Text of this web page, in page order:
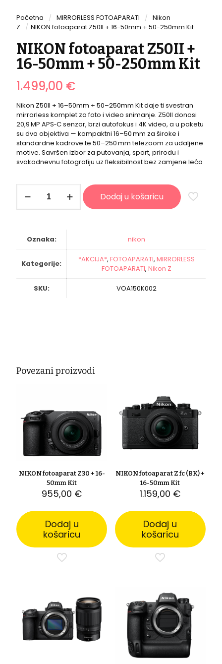
Početna / MIRRORLESS FOTOAPARATI / Nikon
Z
/ NIKON fotoaparat Z50II + 16-50mm + 50-250mm Kit
NIKON fotoaparat Z50II +
16-50mm + 50-250mm Kit
1.499,00 €
Nikon Z50II + 16–50mm + 50–250mm Kit daje ti svestran
mirrorless komplet za foto i video snimanje. Z50II donosi
20,9 MP APS‑C senzor, brzi autofokus i 4K video, a u paketu
su dva objektiva — kompaktni 16–50 mm za široke i
standardne kadrove te 50–250 mm telezoom za udaljene
motive. Savršen izbor za putovanja, sport, prirodu i
svakodnevnu fotografiju uz fleksibilnost bez zamjene leća
fotoaparat
50mm
250mm
Dodaj u košaricu
Oznaka: nikon
Kategorije: *AKCIJA*, FOTOAPARATI, MIRRORLESS
FOTOAPARATI, Nikon Z
SKU: VOA150K002
Povezani proizvodi
NIKON fotoaparat Z30 + 16-
50mm Kit
955,00 €
Dodaj u
košaricu
NIKON fotoaparat Z fc (BK) +
16-50mm Kit
1.159,00 €
Dodaj u
košaricu